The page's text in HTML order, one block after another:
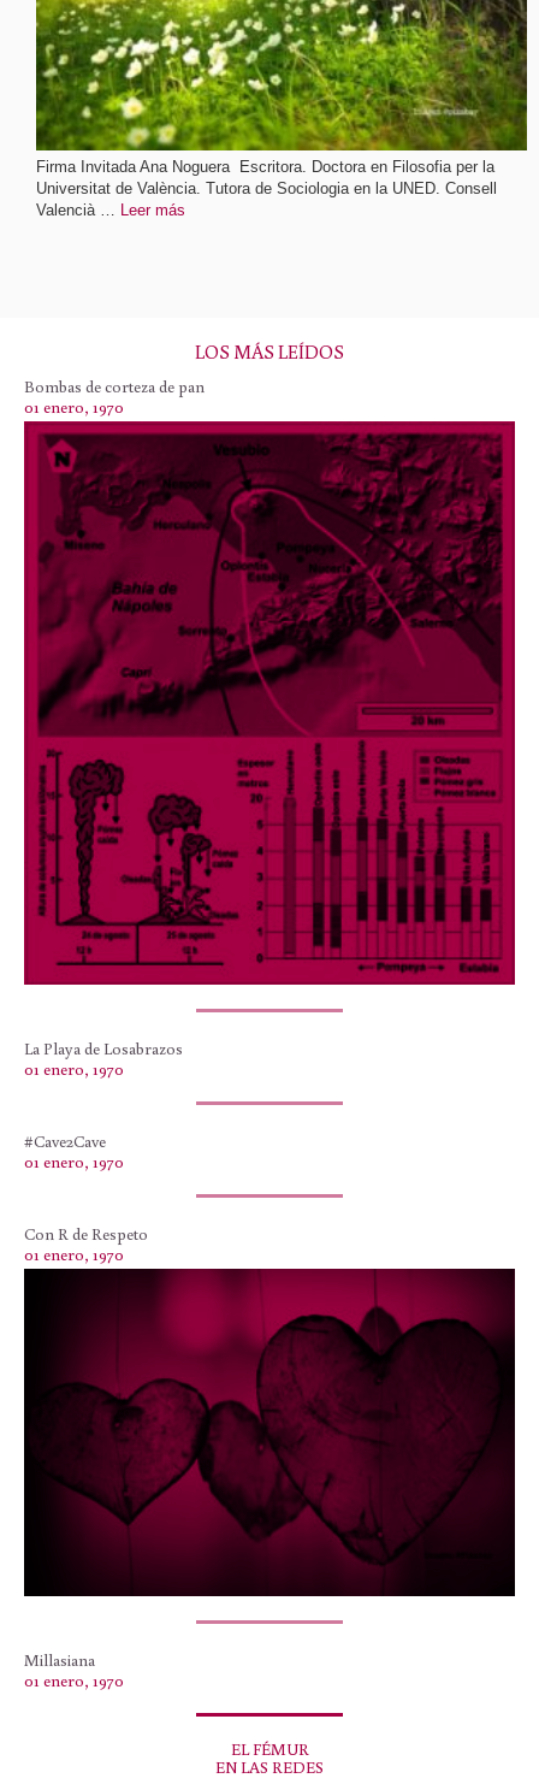
Firma Invitada Ana Noguera Escritora. Doctora en Filosofia per la
Universitat de València. Tutora de Sociologia en la UNED. Consell
Valencià … Leer más
LOS MÁS LEÍDOS
Bombas de corteza de pan
01 enero, 1970
La Playa de Losabrazos
01 enero, 1970
#Cave2Cave
01 enero, 1970
Con R de Respeto
01 enero, 1970
Millasiana
01 enero, 1970
EL FÉMUR
EN LAS REDES